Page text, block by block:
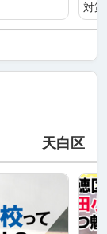
対
天白区